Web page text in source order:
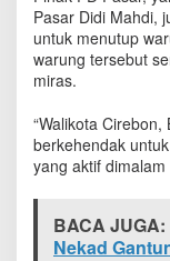
Pasar Didi Mahdi,
untuk menutup
warung tersebut
miras.
“Walikota
berkehendak
yang aktif dimalam
BACA JUGA:
Nekad